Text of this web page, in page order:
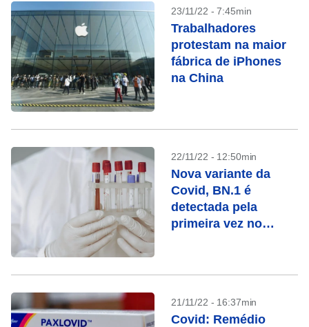
23/11/22 - 7:45min
Trabalhadores
protestam na maior
fábrica de iPhones
na China
22/11/22 - 12:50min
Nova variante da
Covid, BN.1 é
detectada pela
primeira vez no
21/11/22 - 16:37min
Covid: Remédio